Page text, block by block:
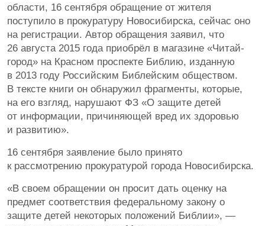
области, 16 сентября обращение от жителя
поступило в прокуратуру Новосибирска, сейчас оно
на регистрации. Автор обращения заявил, что
26 августа 2015 года приобрёл в магазине «Читай-
город» на Красном проспекте Библию, изданную
в 2013 году Российским Библейским обществом.
В тексте книги он обнаружил фрагменты, которые,
на его взгляд, нарушают ФЗ «О защите детей
от информации, причиняющей вред их здоровью
и развитию».
16 сентября заявление было принято
к рассмотрению прокуратурой города Новосибирска.
«В своем обращении он просит дать оценку на
предмет соответствия федеральному закону о
защите детей некоторых положений Библии», —